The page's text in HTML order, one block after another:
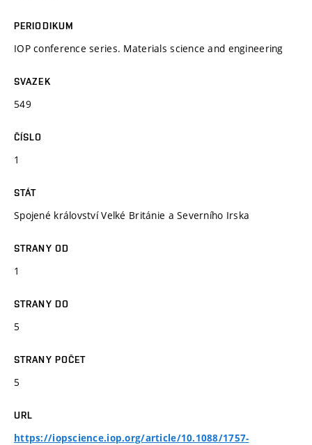
PERIODIKUM
IOP conference series. Materials science and engineering
SVAZEK
549
ČÍSLO
1
STÁT
Spojené království Velké Británie a Severního Irska
STRANY OD
1
STRANY DO
5
STRANY POČET
5
URL
https://iopscience.iop.org/article/10.1088/1757-